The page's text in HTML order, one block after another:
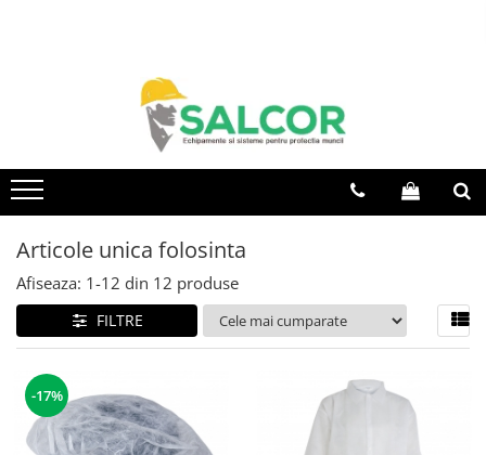
Articole unica folosinta
Combinezoane
Costum-Salopeta
Halate de lucru
Hanorace
Imbracaminte Femei
Articole unica folosinta
Afiseaza: 1-12 din 12 produse
FILTRE
-17%